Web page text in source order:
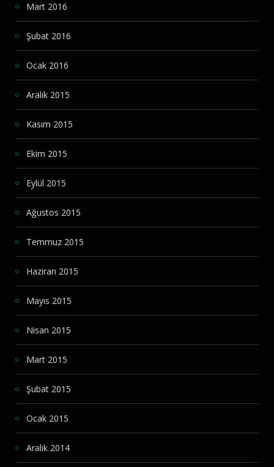
Mart 2016
Şubat 2016
Ocak 2016
Aralık 2015
Kasım 2015
Ekim 2015
Eylül 2015
Ağustos 2015
Temmuz 2015
Haziran 2015
Mayıs 2015
Nisan 2015
Mart 2015
Şubat 2015
Ocak 2015
Aralık 2014